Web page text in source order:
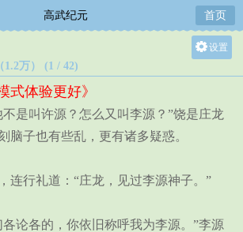
高武纪元 首页
设置
中
1.2万） (1 / 42)
式体验更好》
叫许源？怎么又叫李源？”饶是庄龙
脑子也有些乱，更有诸多疑惑。
行礼道：“庄龙，见过李源神子。”
各的，你依旧称呼我为李源。”李源